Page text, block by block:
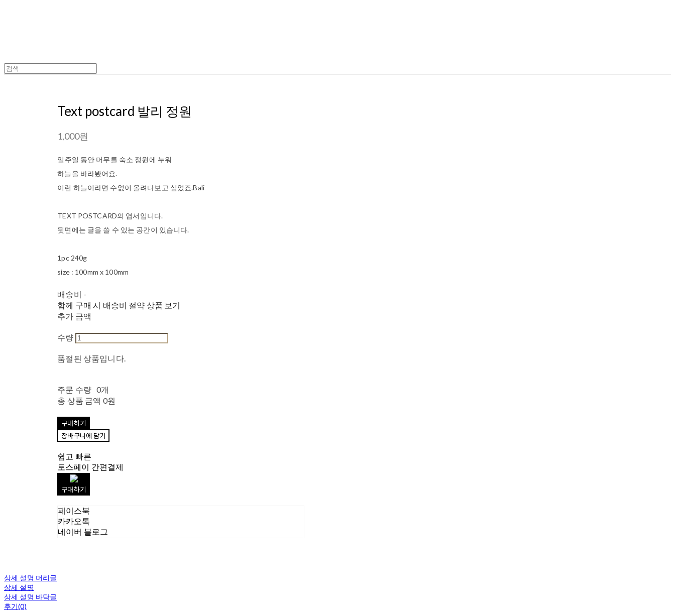
Text postcard 발리 정원
1,000원
일주일 동안 머무를 숙소 정원에 누워
하늘을 바라봤어요.
이런 하늘이라면 수없이 올려다보고 싶었죠.Bali
TEXT POSTCARD의 엽서입니다.
뒷면에는 글을 쓸 수 있는 공간이 있습니다.
1pc 240g
size : 100mm x 100mm
배송비 -
함께 구매 시 배송비 절약 상품 보기
추가 금액
수량
품절된 상품입니다.
주문 수량 0개
총 상품 금액 0원
구매하기
장바구니에 담기
쉽고 빠른
토스페이 간편결제
구매하기
페이스북
카카오톡
네이버 블로그
상세 설명 머리글
상세 설명
상세 설명 바닥글
후기(0)